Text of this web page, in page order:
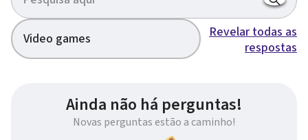
Video games
Revelar todas as
respostas
Ainda não há perguntas!
Novas perguntas estão a caminho!